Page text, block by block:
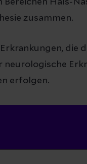
Hals-
zusammen.
die
neurologische
erfolgen.